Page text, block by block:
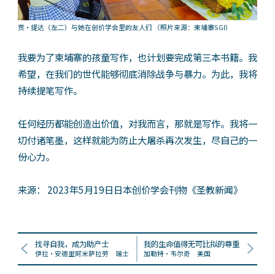
贡・提达（左二）与她在创价学会里的友人们 （照片来源：柬埔寨SGI）
我要为了柬埔寨的孩童写作，也计划要完成第三本书籍。我
希望，在我们的世代能够彻底消除战争与暴力。为此，我将
持续提笔写作。
任何经历都能创造出价值，对我而言，那就是写作。我将一
切付诸笔墨，这样就能为防止大屠杀再次发生，尽自己的一
份心力。
来源： 2023年5月19日日本创价学会刊物《圣教新闻》
找寻自我，成为助产士
伊拉・安德里阿米萨拉劳 瑞士
我的生命值得无可比拟的尊重
加勒特‧韦尔奇 美国